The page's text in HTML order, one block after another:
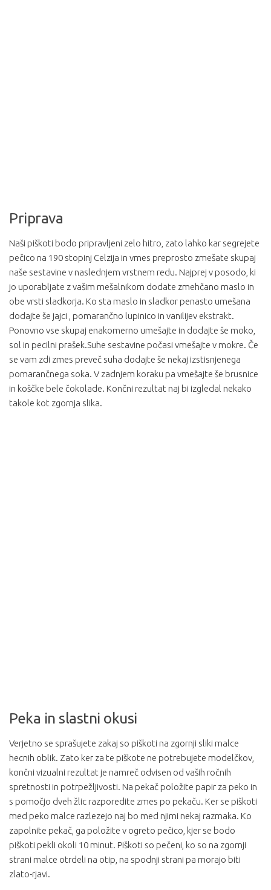
Priprava
Naši piškoti bodo pripravljeni zelo hitro, zato lahko kar segrejete
pečico na 190 stopinj Celzija in vmes preprosto zmešate skupaj
naše sestavine v naslednjem vrstnem redu. Najprej v posodo, ki
jo uporabljate z vašim mešalnikom dodate zmehčano maslo in
obe vrsti sladkorja. Ko sta maslo in sladkor penasto umešana
dodajte še jajci , pomarančno lupinico in vanilijev ekstrakt.
Ponovno vse skupaj enakomerno umešajte in dodajte še moko,
sol in pecilni prašek.Suhe sestavine počasi vmešajte v mokre. Če
se vam zdi zmes preveč suha dodajte še nekaj izstisnjenega
pomarančnega soka. V zadnjem koraku pa vmešajte še brusnice
in koščke bele čokolade. Končni rezultat naj bi izgledal nekako
takole kot zgornja slika.
Peka in slastni okusi
Verjetno se sprašujete zakaj so piškoti na zgornji sliki malce
hecnih oblik. Zato ker za te piškote ne potrebujete modelčkov,
končni vizualni rezultat je namreč odvisen od vaših ročnih
spretnosti in potrpežljivosti. Na pekač položite papir za peko in
s pomočjo dveh žlic razporedite zmes po pekaču. Ker se piškoti
med peko malce razlezejo naj bo med njimi nekaj razmaka. Ko
zapolnite pekač, ga položite v ogreto pečico, kjer se bodo
piškoti pekli okoli 10 minut. Piškoti so pečeni, ko so na zgornji
strani malce otrdeli na otip, na spodnji strani pa morajo biti
zlato-rjavi.